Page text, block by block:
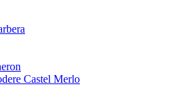
Castel Merlo